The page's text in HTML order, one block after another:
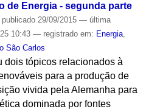
de Energia - segunda parte
publicado29/09/2015 — última
10:43 — registrado em: Energia,
São Carlos
dois tópicos relacionados à
para a produção de
vivida pela Alemanha para
dominada por fontes